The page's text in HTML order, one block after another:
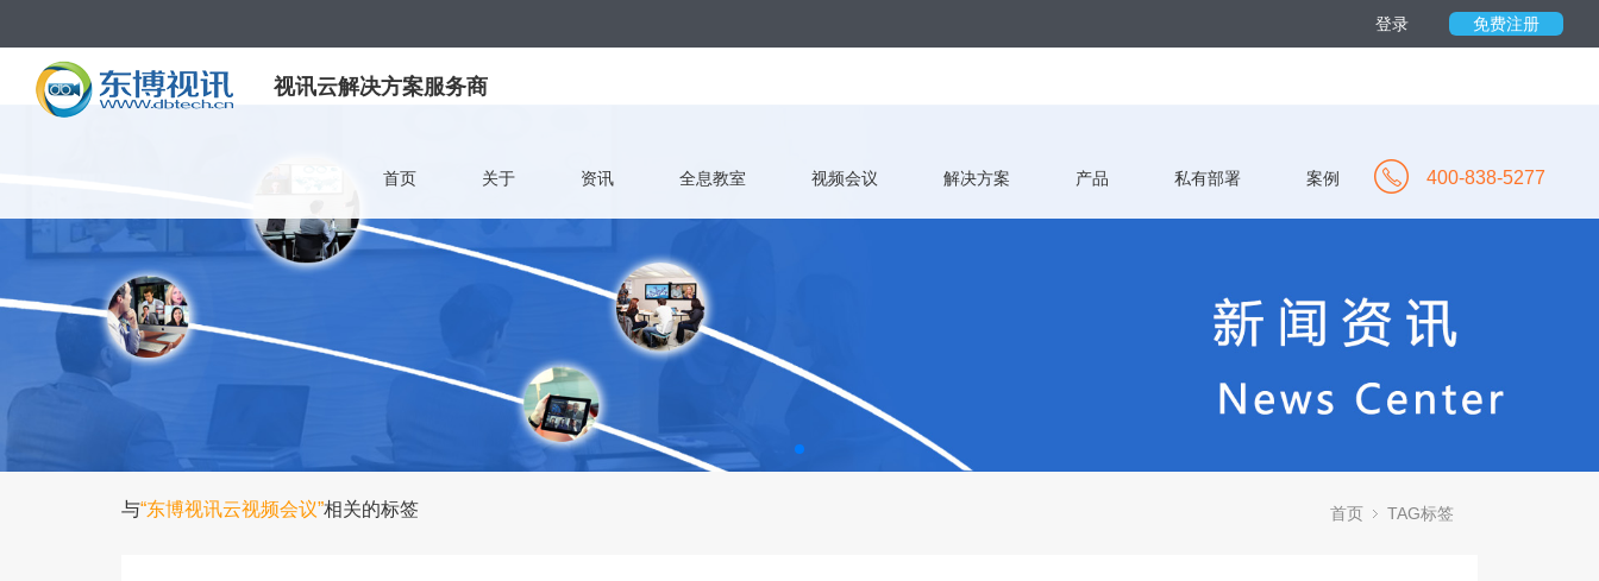
登录 免费注册
视讯云解决方案服务商
首页 关于 资讯 全息教室 视频会议 解决方案 产品 私有部署 案例 400-838-5277
与“东博视讯云视频会议”相关的标签 首页 TAG标签